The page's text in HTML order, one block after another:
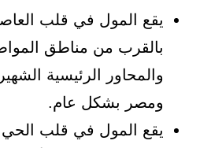
يقع المول في قلب
بالقرب من مناطق
والمحاور الرئيسية
ومصر بشكل عام.
يقع المول في قلب الحي